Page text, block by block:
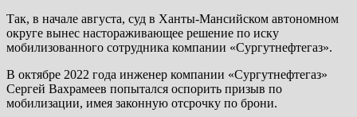
Так, в начале августа, суд в Ханты-Мансийском автономном
округе вынес настораживающее решение по иску
мобилизованного сотрудника компании «Сургутнефтегаз».
В октябре 2022 года инженер компании «Сургутнефтегаз»
Сергей Вахрамеев попытался оспорить призыв по
мобилизации, имея законную отсрочку по брони.